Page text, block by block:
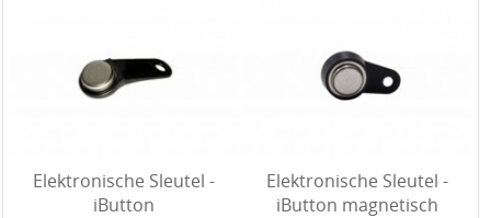
Elektronische Sleutel -
iButton
Elektronische Sleutel -
iButton magnetisch